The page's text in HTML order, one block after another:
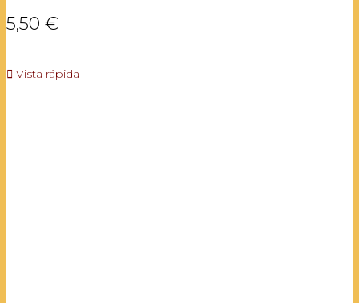
5,50 €
 Vista rápida